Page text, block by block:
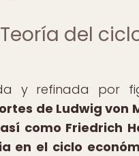
del
y refinada por
de Ludwig von
como Friedrich
en el ciclo